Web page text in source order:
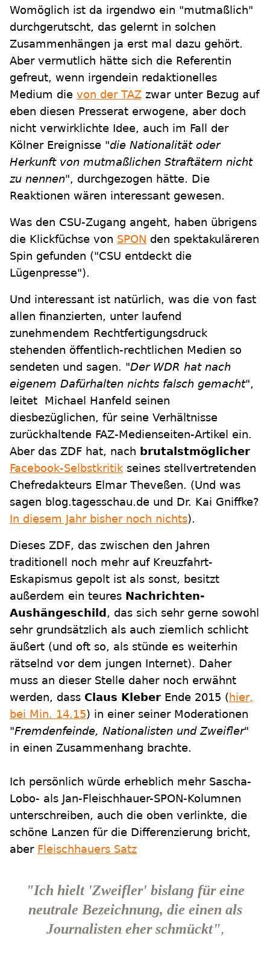
Womöglich ist da irgendwo ein "mutmaßlich"
durchgerutscht, das gelernt in solchen
Zusammenhängen ja erst mal dazu gehört.
Aber vermutlich hätte sich die Referentin
gefreut, wenn irgendein redaktionelles
Medium die von der TAZ zwar unter Bezug auf
eben diesen Presserat erwogene, aber doch
nicht verwirklichte Idee, auch im Fall der
Kölner Ereignisse "die Nationalität oder
Herkunft von mutmaßlichen Straftätern nicht
zu nennen", durchgezogen hätte. Die
Reaktionen wären interessant gewesen.
Was den CSU-Zugang angeht, haben übrigens
die Klickfüchse von SPON den spektakuläreren
Spin gefunden ("CSU entdeckt die
Lügenpresse").
Und interessant ist natürlich, was die von fast
allen finanzierten, unter laufend
zunehmendem Rechtfertigungsdruck
stehenden öffentlich-rechtlichen Medien so
sendeten und sagen. "Der WDR hat nach
eigenem Dafürhalten nichts falsch gemacht",
leitet Michael Hanfeld seinen
diesbezüglichen, für seine Verhältnisse
zurückhaltende FAZ-Medienseiten-Artikel ein.
Aber das ZDF hat, nach brutalstmöglicher
Facebook-Selbstkritik seines stellvertretenden
Chefredakteurs Elmar Theveßen. (Und was
sagen blog.tagesschau.de und Dr. Kai Gniffke?
In diesem Jahr bisher noch nichts).
Dieses ZDF, das zwischen den Jahren
traditionell noch mehr auf Kreuzfahrt-
Eskapismus gepolt ist als sonst, besitzt
außerdem ein teures Nachrichten-
Aushängeschild , das sich sehr gerne sowohl
sehr grundsätzlich als auch ziemlich schlicht
äußert (und oft so, als stünde es weiterhin
rätselnd vor dem jungen Internet). Daher
muss an dieser Stelle daher noch erwähnt
werden, dass Claus Kleber Ende 2015 (hier,
bei Min. 14.15) in einer seiner Moderationen
"Fremdenfeinde, Nationalisten und Zweifler"
in einen Zusammenhang brachte.
Ich persönlich würde erheblich mehr Sascha-
Lobo- als Jan-Fleischhauer-SPON-Kolumnen
unterschreiben, auch die oben verlinkte, die
schöne Lanzen für die Differenzierung bricht,
aber Fleischhauers Satz
"Ich hielt 'Zweifler' bislang für eine
neutrale Bezeichnung, die einen als
Journalisten eher schmückt",